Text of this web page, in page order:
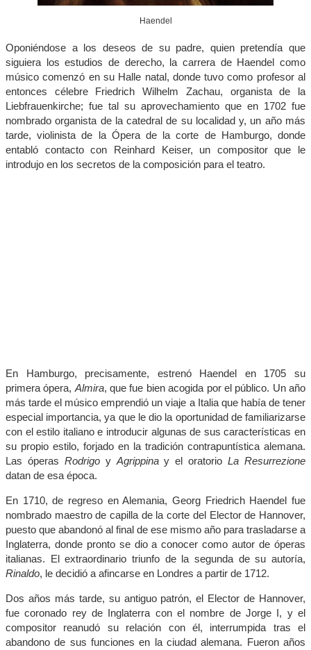
Haendel
Oponiéndose a los deseos de su padre, quien pretendía que
siguiera los estudios de derecho, la carrera de Haendel como
músico comenzó en su Halle natal, donde tuvo como profesor al
entonces célebre Friedrich Wilhelm Zachau, organista de la
Liebfrauenkirche; fue tal su aprovechamiento que en 1702 fue
nombrado organista de la catedral de su localidad y, un año más
tarde, violinista de la Ópera de la corte de Hamburgo, donde
entabló contacto con Reinhard Keiser, un compositor que le
introdujo en los secretos de la composición para el teatro.
En Hamburgo, precisamente, estrenó Haendel en 1705 su
primera ópera,Almira, que fue bien acogida por el público. Un año
más tarde el músico emprendió un viaje a Italia que había de tener
especial importancia, ya que le dio la oportunidad de familiarizarse
con el estilo italiano e introducir algunas de sus características en
su propio estilo, forjado en la tradición contrapuntística alemana.
Las óperas RodrigoyAgrippinay el oratorioLa Resurrezione
datan de esa época.
En 1710, de regreso en Alemania, Georg Friedrich Haendel fue
nombrado maestro de capilla de la corte del Elector de Hannover,
puesto que abandonó al final de ese mismo año para trasladarse a
Inglaterra, donde pronto se dio a conocer como autor de óperas
italianas. El extraordinario triunfo de la segunda de su autoría,
Rinaldo, le decidió a afincarse en Londres a partir de 1712.
Dos años más tarde, su antiguo patrón, el Elector de Hannover,
fue coronado rey de Inglaterra con el nombre de Jorge I, y el
compositor reanudó su relación con él, interrumpida tras el
abandono de sus funciones en la ciudad alemana. Fueron años